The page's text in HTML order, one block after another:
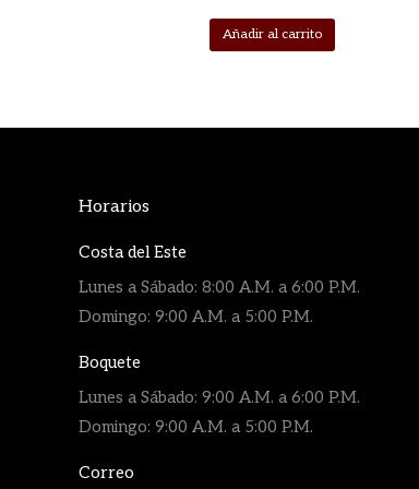
Añadir al carrito
Horarios
Costa del Este
Lunes a Sábado: 8:00 A.M. a 6:00 P.M.
Domingo: 9:00 A.M. a 5:00 P.M.
Boquete
Lunes a Sábado: 9:00 A.M. a 6:00 P.M.
Domingo: 9:00 A.M. a 5:00 P.M.
Correo